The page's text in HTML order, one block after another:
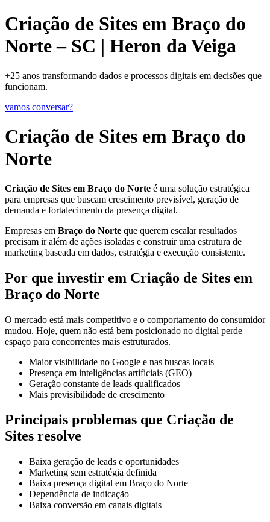
Criação de Sites em Braço do
Norte – SC | Heron da Veiga
+25 anos transformando dados e processos digitais em decisões que
funcionam.
vamos conversar?
Criação de Sites em Braço do
Norte
Criação de Sites em Braço do Norte é uma solução estratégica
para empresas que buscam crescimento previsível, geração de
demanda e fortalecimento da presença digital.
Empresas em Braço do Norte que querem escalar resultados
precisam ir além de ações isoladas e construir uma estrutura de
marketing baseada em dados, estratégia e execução consistente.
Por que investir em Criação de Sites em
Braço do Norte
O mercado está mais competitivo e o comportamento do consumidor
mudou. Hoje, quem não está bem posicionado no digital perde
espaço para concorrentes mais estruturados.
Maior visibilidade no Google e nas buscas locais
Presença em inteligências artificiais (GEO)
Geração constante de leads qualificados
Mais previsibilidade de crescimento
Principais problemas que Criação de
Sites resolve
Baixa geração de leads e oportunidades
Marketing sem estratégia definida
Baixa presença digital em Braço do Norte
Dependência de indicação
Baixa conversão em canais digitais